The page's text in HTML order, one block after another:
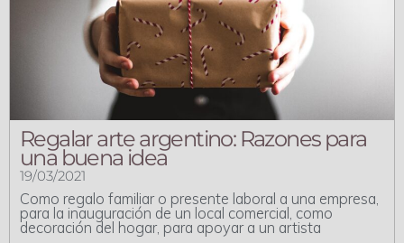
Regalar arte argentino: Razones para
una buena idea
19/03/2021
Como regalo familiar o presente laboral a una empresa,
para la inauguración de un local comercial, como
decoración del hogar, para apoyar a un artista